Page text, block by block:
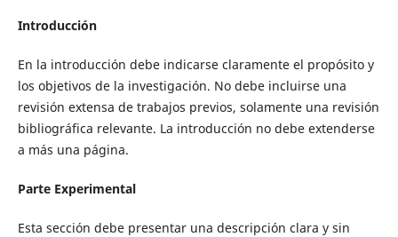
Introducción
En la introducción debe indicarse claramente el propósito y
los objetivos de la investigación. No debe incluirse una
revisión extensa de trabajos previos, solamente una revisión
bibliográfica relevante. La introducción no debe extenderse
a más una página.
Parte Experimental
Esta sección debe presentar una descripción clara y sin